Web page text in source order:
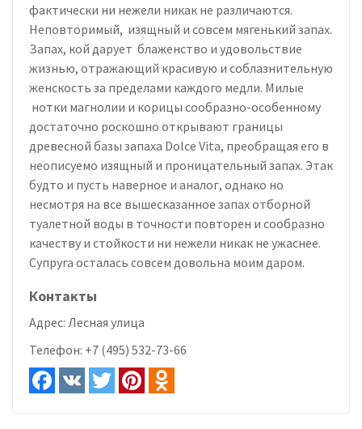
фактически ни нежели никак не различаются.
Неповторимый, изящный и совсем мягенький запах.
Запах, кой дарует блаженство и удовольствие
жизнью, отражающий красивую и соблазнительную
женскость за пределами каждого медли. Милые
нотки магнолии и корицы сообразно-особенному
достаточно роскошно открывают границы
древесной базы запаха Dolce Vita, преобращая его в
неописуемо изящный и проницательный запах. Этак
будто и пусть наверное и аналог, однако но
несмотря на все вышесказанное запах отборной
туалетной воды в точности повторен и сообразно
качеству и стойкости ни нежели никак не ужаснее.
Супруга осталась совсем довольна моим даром.
Контакты
Адрес: Лесная улица
Телефон: +7 (495) 532-73-66